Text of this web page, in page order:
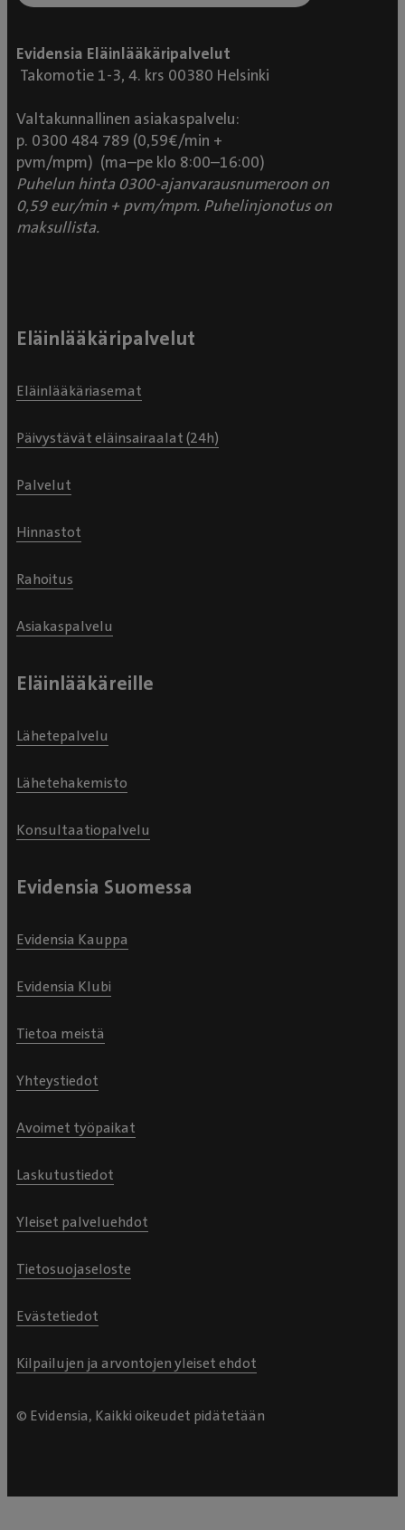
Evidensia Eläinlääkäripalvelut
Takomotie 1-3, 4. krs 00380 Helsinki
Valtakunnallinen asiakaspalvelu:
p. 0300 484 789 (0,59€/min +
pvm/mpm) (ma–pe klo 8:00–16:00)
Puhelun hinta 0300-ajanvarausnumeroon on
0,59 eur/min + pvm/mpm. Puhelinjonotus on
maksullista.
Eläinlääkäripalvelut
Eläinlääkäriasemat
Päivystävät eläinsairaalat (24h)
Palvelut
Hinnastot
Rahoitus
Asiakaspalvelu
Eläinlääkäreille
Lähetepalvelu
Lähetehakemisto
Konsultaatiopalvelu
Evidensia Suomessa
Evidensia Kauppa
Evidensia Klubi
Tietoa meistä
Yhteystiedot
Avoimet työpaikat
Laskutustiedot
Yleiset palveluehdot
Tietosuojaseloste
Evästetiedot
Kilpailujen ja arvontojen yleiset ehdot
© Evidensia, Kaikki oikeudet pidätetään